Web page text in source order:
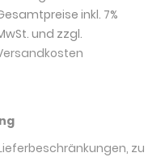
inkl. 7%
und zzgl.
zu